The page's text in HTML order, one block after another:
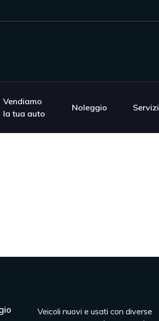
Vendiamo
la tua auto
Noleggio Servizi
Veicoli nuovi e usati con diverse